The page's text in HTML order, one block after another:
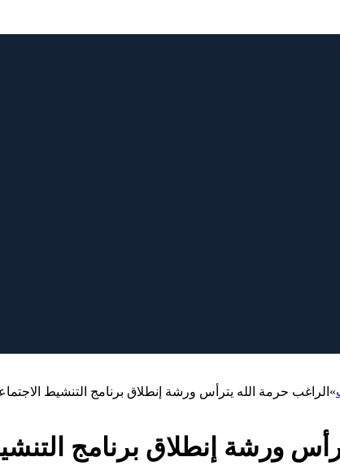
» الراغب حرمة الله يترأس ورشة إنطلاق برنامج التنشيط
ورشة إنطلاق برنامج